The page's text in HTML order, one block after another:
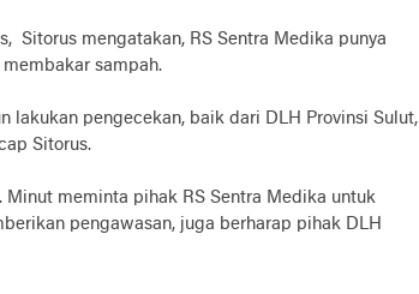
Sitorus mengatakan, RS Sentra Medika punya
sampah.
lakukan pengecekan, baik dari DLH Provinsi Sulut,
Sitorus.
meminta pihak RS Sentra Medika untuk
pengawasan, juga berharap pihak DLH